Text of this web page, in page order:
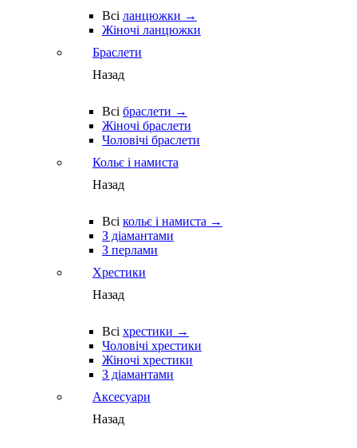
Всі ланцюжки →
Жіночі ланцюжки
Браслети
Назад
Всі браслети →
Жіночі браслети
Чоловічі браслети
Кольє і намиста
Назад
Всі кольє і намиста →
З діамантами
З перлами
Хрестики
Назад
Всі хрестики →
Чоловічі хрестики
Жіночі хрестики
З діамантами
Аксесуари
Назад